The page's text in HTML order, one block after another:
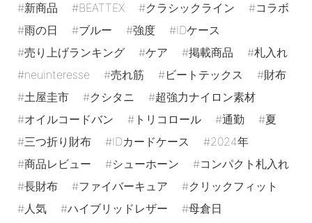
新商品
BEATTEX クラシックライン
コラボ
雨の日
ブルー 強度
IDケース
売り上げランキング
ケア 掲載商品
札入れ
neuinteresse
売れ筋 ビートテックス
財布
土屋圭市
クシタニ
超強力ナイロン素材
オイルコードバン
トリコロール 通勤
夏
三つ折り財布
IDカードケース
2024年
商品レビュー
シューホーン
コンパクト札入れ
長財布
ファイバーキュア
クリックフィット
人気
ハイブリッドレザー
母倉日